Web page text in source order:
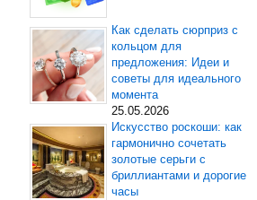
Как сделать сюрприз с
кольцом для
предложения: Идеи и
советы для идеального
момента
25.05.2026
Искусство роскоши: как
гармонично сочетать
золотые серьги с
бриллиантами и дорогие
часы